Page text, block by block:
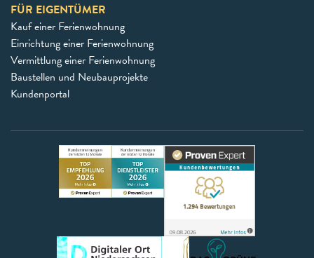
FÜR EIGENTÜMER
Kauf einer Ferienwohnung
Einrichtung einer Ferienwohnung
Vermittlung einer Ferienwohnung
Baustellen und Neubauprojekte
Kundenportal